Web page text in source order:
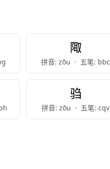
陬
拼音: zōu · 五笔: bbc
驺
拼音: zōu · 五笔: cqv